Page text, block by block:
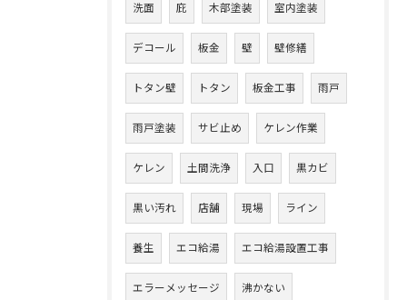
洗面 庇 木部塗装 室内塗装
デコール 板金 壁 壁修繕
トタン壁 トタン 板金工事 雨戸
雨戸塗装 サビ止め ケレン作業
ケレン 土間洗浄 入口 黒カビ
黒い汚れ 店舗 現場 ライン
養生 エコ給湯 エコ給湯設置工事
エラーメッセージ 沸かない